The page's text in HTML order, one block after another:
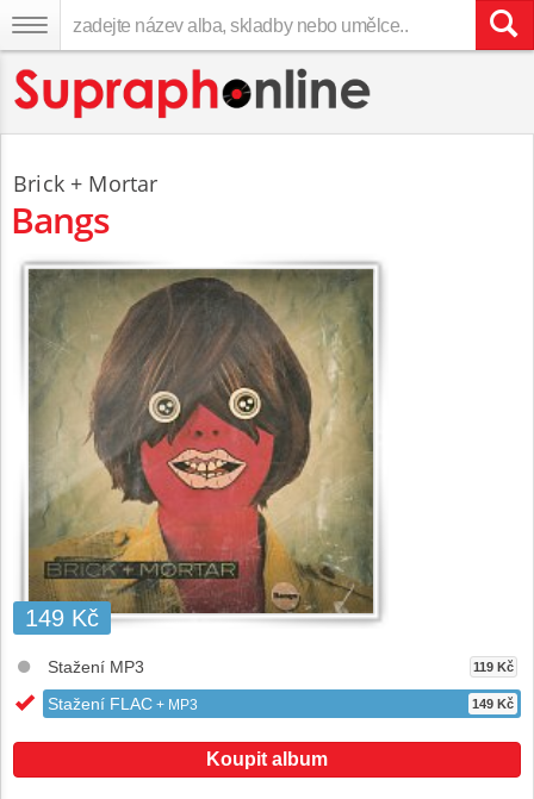
Brick + Mortar
Bangs
149 Kč
Stažení MP3 119 Kč
Stažení FLAC + MP3 149 Kč
Koupit album